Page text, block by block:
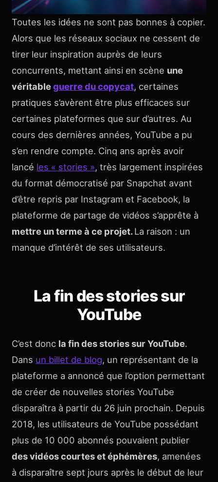
Toutes les idées ne sont pas bonnes à copier.
Alors que les réseaux sociaux ne cessent de
tirer leur inspiration auprès de leurs
concurrents, mettant ainsi en scène une
véritableguerre du copycat, certaines
pratiques s’avèrent être plus efficaces sur
certaines plateformes que sur d’autres. Au
cours des dernières années, YouTube a pu
s’en rendre compte. Cinq ans après avoir
lancé les « stories », très largement inspirées
du format démocratisé par Snapchat avant
d’être repris par Instagram et Facebook, la
plateforme de partage de vidéos s’apprête à
mettre un terme à ce projet.La raison : un
manque d’intérêt de ses utilisateurs.
La fin des stories sur
YouTube
C’est donc la fin des stories sur YouTube.
Dans un billet de blog, un représentant de la
plateforme a annoncé que l’option permettant
de créer de nouvelles stories YouTube
disparaîtra à partir du 26 juin prochain. Depuis
2018, les utilisateurs de YouTube possédant
plus de 10 000 abonnés pouvaient publier
des vidéos courtes et éphémères, amenées
à disparaître sept jours après le début de leur